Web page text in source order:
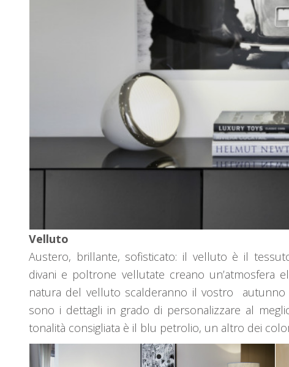
Velluto
Austero, brillante, sofisticato: il velluto è il
divani e poltrone vellutate creano un’atmosfera
natura del velluto scalderanno il vostro autunno
sono i dettagli in grado di personalizzare al
tonalità consigliata è il blu petrolio, un altro dei